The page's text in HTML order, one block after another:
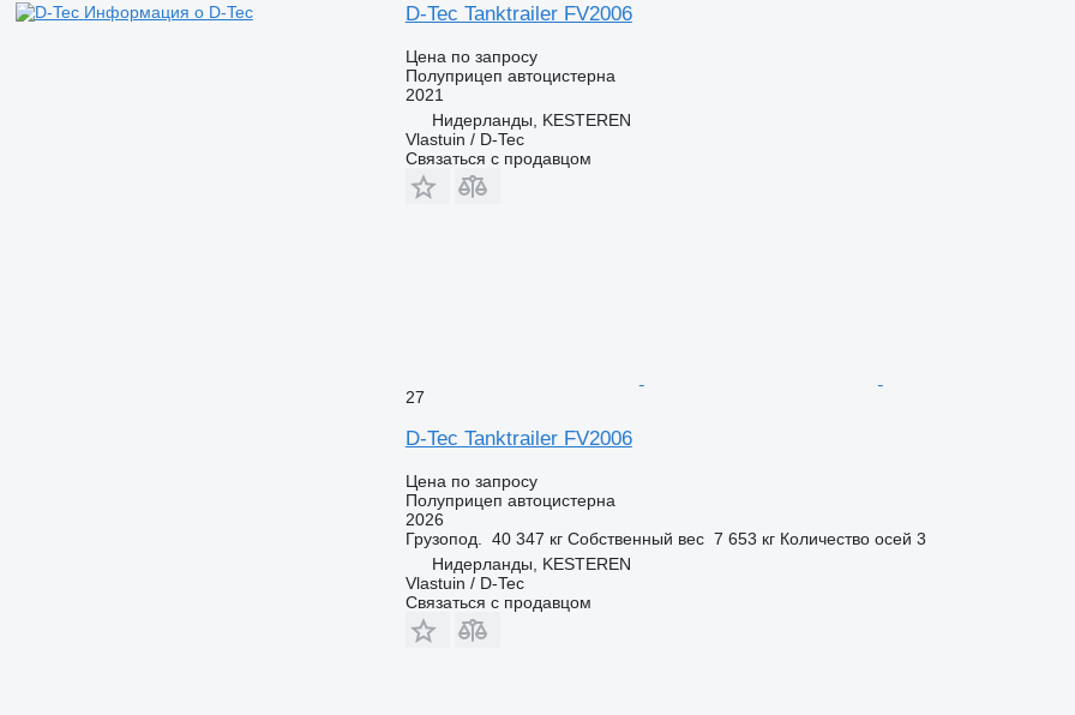
Информация о D-Tec D-Tec Tanktrailer FV2006
Цена по запросу
Полуприцеп автоцистерна
2021
Нидерланды, KESTEREN
Vlastuin / D-Tec
Связаться с продавцом
27
D-Tec Tanktrailer FV2006
Цена по запросу
Полуприцеп автоцистерна
2026
Грузопод.
40 347 кг Собственный вес 7 653 кг Количество осей 3
Нидерланды, KESTEREN
Vlastuin / D-Tec
Связаться с продавцом